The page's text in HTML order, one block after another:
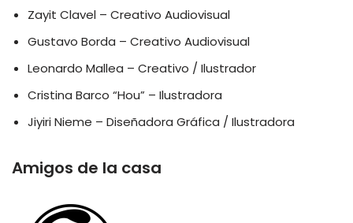
Zayit Clavel – Creativo Audiovisual
Gustavo Borda – Creativo Audiovisual
Leonardo Mallea – Creativo / Ilustrador
Cristina Barco “Hou” – Ilustradora
Jiyiri Nieme – Diseñadora Gráfica / Ilustradora
Amigos de la casa